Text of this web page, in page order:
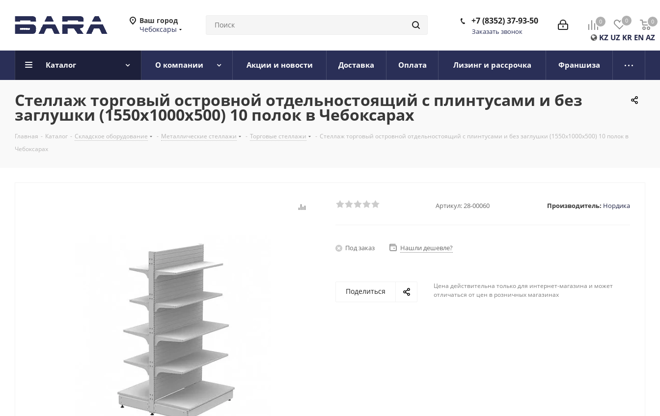
Ваш город
Чебоксары
0 0 0
0
KZ UZ KR EN AZ
+7 (8352) 37-93-50
Заказать звонок
Каталог О компании Акции и новости Доставка Оплата Лизинг и рассрочка Франшиза
Стеллаж торговый островной отдельностоящий с плинтусами и без
заглушки (1550x1000x500) 10 полок в Чебоксарах
Главная - Каталог - Складское оборудование - Металлические стеллажи - Торговые стеллажи - Стеллаж торговый островной отдельностоящий с плинтусами и без заглушки (1550x1000x500) 10 полок в
Чебоксарах
Артикул: 28-00060 Производитель: Нордика
Под заказ Нашли дешевле?
Поделиться
Цена действительна только для интернет-магазина и может
отличаться от цен в розничных магазинах